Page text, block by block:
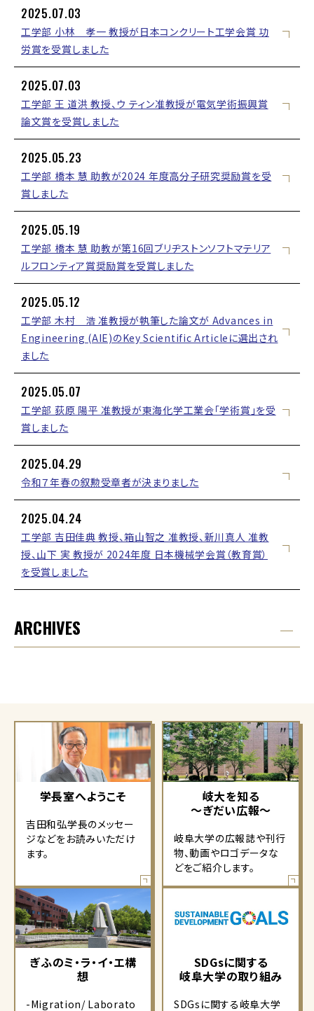
2025.07.03
工学部 小林 孝一 教授が日本コンクリート工学会賞 功
労賞を受賞しました
2025.07.03
工学部 王 道洪 教授、ウ ティン准教授が電気学術振興賞
論文賞を受賞しました
2025.05.23
工学部 橋本 慧 助教が2024 年度高分子研究奨励賞を受
賞しました
2025.05.19
工学部 橋本 慧 助教が第16回ブリヂストンソフトマテリア
ルフロンティア賞奨励賞を受賞しました
2025.05.12
工学部 木村 浩 准教授が執筆した論文が Advances in
Engineering (AIE)のKey Scientific Articleに選出され
ました
2025.05.07
工学部 荻原 陽平 准教授が東海化学工業会「学術賞」を受
賞しました
2025.04.29
令和７年春の叙勲受章者が決まりました
2025.04.24
工学部 吉田佳典 教授、箱山智之 准教授、新川真人 准教
授、山下 実 教授が 2024年度 日本機械学会賞（教育賞）
を受賞しました
ARCHIVES
学長室へようこそ
吉田和弘学長のメッセー
ジなどをお読みいただけ
ます。
岐大を知る
～ぎだい広報～
岐阜大学の広報誌や刊行
物、動画やロゴデータな
どをご紹介します。
ぎふのミ・ラ・イ・エ構
想
-Migration/ Laborato
SDGsに関する
岐阜大学の取り組み
SDGsに関する岐阜大学